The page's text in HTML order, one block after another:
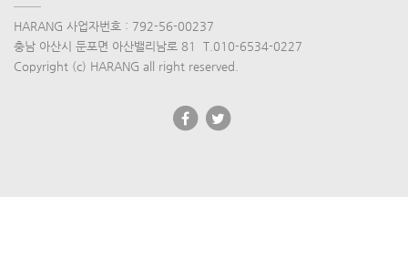
HARANG 사업자번호 : 792-56-00237
충남 아산시 둔포면 아산밸리남로 81 T.010-6534-0227
Copyright (c) HARANG all right reserved.